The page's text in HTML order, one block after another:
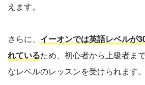
えます。
さらに、 イーオンでは英語レベルが
れているため、初心者から上級者ま
なレベルのレッスンを受けられます。